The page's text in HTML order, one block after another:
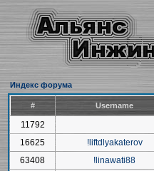
Индекс форума
# Username
11792
16625
!liftdlyakaterov
63408
!linawati88